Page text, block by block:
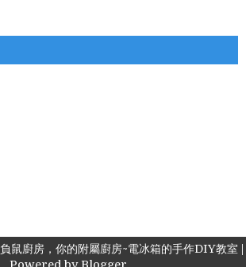
負鼠廚房，你的附屬廚房~電冰箱的手作DIY教室 |
Powered byBlogger